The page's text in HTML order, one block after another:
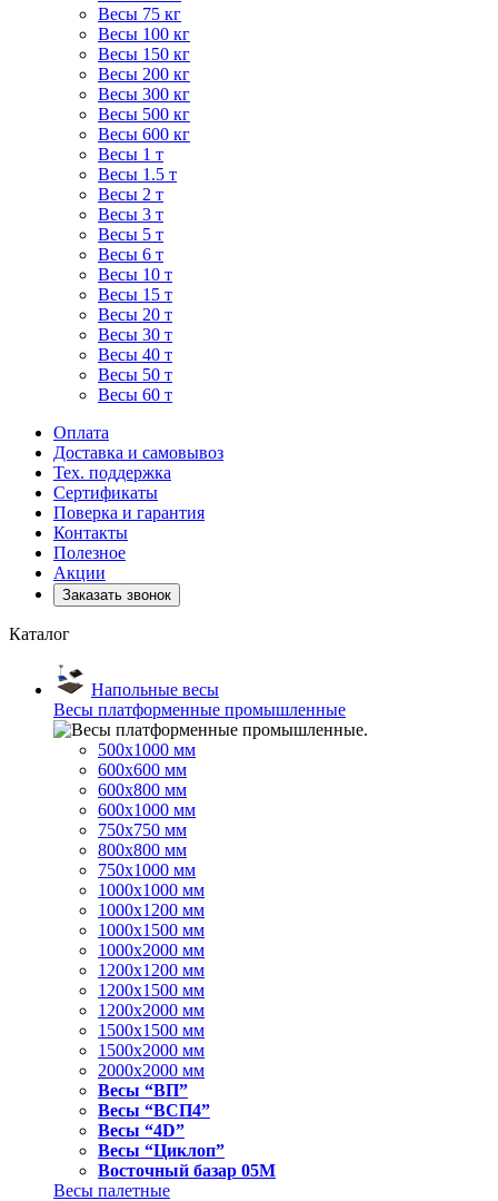
Весы 75 кг
Весы 100 кг
Весы 150 кг
Весы 200 кг
Весы 300 кг
Весы 500 кг
Весы 600 кг
Весы 1 т
Весы 1.5 т
Весы 2 т
Весы 3 т
Весы 5 т
Весы 6 т
Весы 10 т
Весы 15 т
Весы 20 т
Весы 30 т
Весы 40 т
Весы 50 т
Весы 60 т
Оплата
Доставка и самовывоз
Тех. поддержка
Сертификаты
Поверка и гарантия
Контакты
Полезное
Акции
Заказать звонок
Каталог
Напольные весы
Весы платформенные промышленные
500x1000 мм
600x600 мм
600x800 мм
600x1000 мм
750x750 мм
800x800 мм
750x1000 мм
1000x1000 мм
1000x1200 мм
1000x1500 мм
1000x2000 мм
1200x1200 мм
1200x1500 мм
1200x2000 мм
1500x1500 мм
1500x2000 мм
2000x2000 мм
Весы “ВП”
Весы “ВСП4”
Весы “4D”
Весы “Циклоп”
Восточный базар 05M
Весы палетные